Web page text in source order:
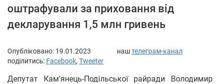
оштрафували за приховання від
декларування 1,5 млн гривень
Опубліковано: 19.01.2023 наштелеграм-канал
поділитись: Facebook, Tweeter
Депутат Кам’янець-Подільської райради Володимир